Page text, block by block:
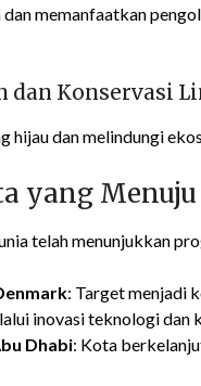
memanfaatkan
dan Konservasi
hijau dan melindungi
yang
telah menunjukkan
: Target menjadi
inovasi teknologi dan
Dhabi: Kota